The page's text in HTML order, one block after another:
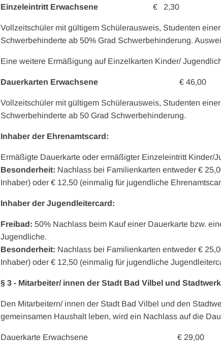
Einzeleintritt Erwachsene € 2,30
Vollzeitschüler mit gültigem Schülerausweis, Studenten
Schwerbehinderte ab 50% Grad Schwerbehinderung.
Eine weitere Ermäßigung auf Einzelkarten Kinder/
Dauerkarten Erwachsene € 46,00
Vollzeitschüler mit gültigem Schülerausweis, Studenten
Schwerbehinderte ab 50 Grad Schwerbehinderung.
Inhaber der Ehrenamtscard:
Ermäßigte Dauerkarte oder ermäßigter Einzeleintritt Kinder/
Besonderheit: Nachlass bei Familienkarten entweder €
Inhaber) oder € 12,50 (einmalig für jugendliche
Inhaber der Jugendleitercard:
Freibad: 50% Nachlass beim Kauf einer Dauerkarte bzw.
Jugendliche.
Besonderheit: Nachlass bei Familienkarten entweder €
Inhaber) oder € 12,50 (einmalig für jugendliche
§ 3 - Mitarbeiter/ innen der Stadt Bad Vilbel und
Den Mitarbeitern/ innen der Stadt Bad Vilbel und den
gemeinsamen Haushalt leben, wird ein Nachlass auf die
Dauerkarte Erwachsene € 29,00